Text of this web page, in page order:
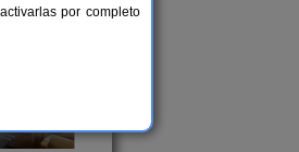
por completo